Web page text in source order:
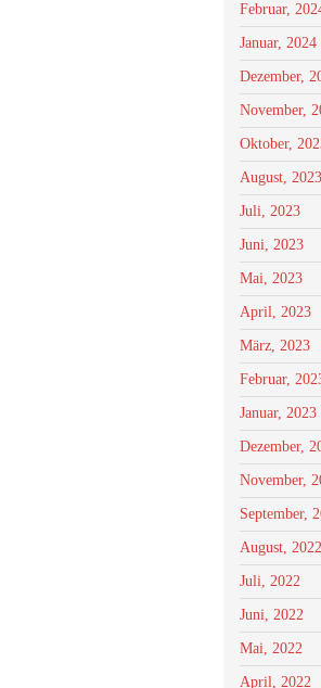
Februar,
Januar, 2024
Dezember,
November,
Oktober,
August, 2023
Juli, 2023
Juni, 2023
Mai, 2023
April, 2023
März, 2023
Februar,
Januar, 2023
Dezember,
November,
September,
August, 2022
Juli, 2022
Juni, 2022
Mai, 2022
April, 2022